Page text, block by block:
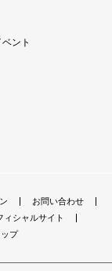
ント
お問い合わせ
ィシャルサイト
プ